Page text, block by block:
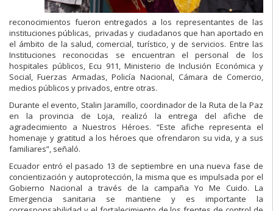
reconocimientos fueron entregados a los representantes de las
instituciones públicas, privadas y ciudadanos que han aportado en
el ámbito de la salud, comercial, turístico, y de servicios. Entre las
Instituciones reconocidas se encuentran el personal de los
hospitales públicos, Ecu 911, Ministerio de Inclusión Económica y
Social, Fuerzas Armadas, Policía Nacional, Cámara de Comercio,
medios públicos y privados, entre otras.
Durante el evento, Stalin Jaramillo, coordinador de la Ruta de la Paz
en la provincia de Loja, realizó la entrega del afiche de
agradecimiento a Nuestros Héroes. “Este afiche representa el
homenaje y gratitud a los héroes que ofrendaron su vida, y a sus
familiares”, señaló.
Ecuador entró el pasado 13 de septiembre en una nueva fase de
concientización y autoprotección, la misma que es impulsada por el
Gobierno Nacional a través de la campaña Yo Me Cuido. La
Emergencia sanitaria se mantiene y es importante la